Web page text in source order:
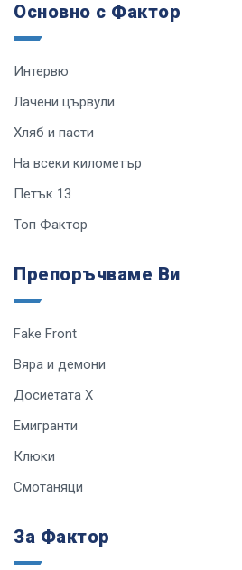
Основно с Фактор
Интервю
Лачени цървули
Хляб и пасти
На всеки километър
Петък 13
Топ Фактор
Препоръчваме Ви
Fake Front
Вяра и демони
Досиетата Х
Емигранти
Клюки
Смотаняци
За Фактор